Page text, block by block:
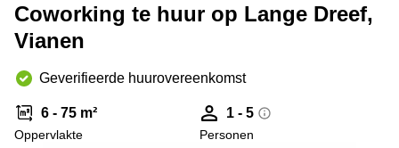
in Arnhem
Coworking
Hilversum
Coworking
space
Zwolle
Coworking te huur op Lange Dreef,
Vianen
Geverifieerde huurovereenkomst
6 - 75 m²
Oppervlakte
1 - 5
Personen